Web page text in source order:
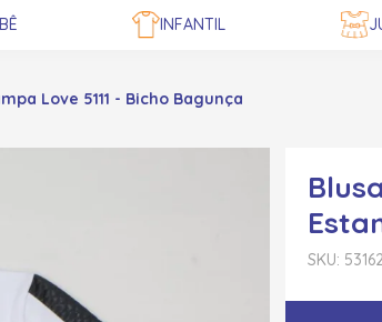
INFANTIL
Love 5111 - Bicho Bagunça
SKU: